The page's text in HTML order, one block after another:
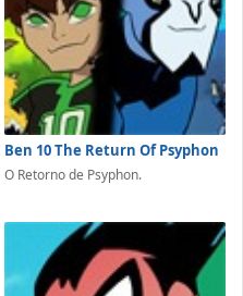
Ben 10 The Return Of Psyphon
O Retorno de Psyphon.